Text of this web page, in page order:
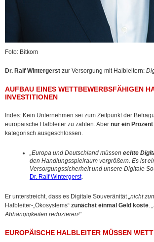
Foto: Bitkom
Dr. Ralf Wintergerst zur Versorgung mit Halbleitern:
AUFBAU EINES WETTBEWERBSFÄHIGEN
INVESTITIONEN
Indes: Kein Unternehmen sei zum Zeitpunkt der
europäische Halbleiter zu zahlen. Aber nur ein Prozent
kategorisch ausgeschlossen.
„Europa und Deutschland müssen echte
den Handlungsspielraum vergrößern. Es ist
Versorgungssicherheit und unsere Digitale
Dr. Ralf Wintergerst.
Er unterstreicht, dass es Digitale Souveränität„nicht
Halbleiter-„Ökosystems“ zunächst einmal Geld koste.
Abhängigkeiten reduzieren!“
EUROPÄISCHE HALBLEITER MÜSSEN